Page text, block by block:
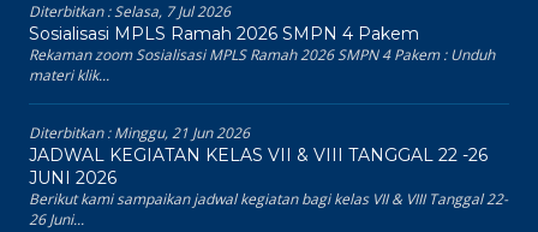
Diterbitkan :Selasa, 7 Jul 2026
Sosialisasi MPLS Ramah 2026 SMPN 4 Pakem
Rekaman zoom Sosialisasi MPLS Ramah 2026 SMPN 4 Pakem : Unduh
materi klik...
Diterbitkan :Minggu, 21 Jun 2026
JADWAL KEGIATAN KELAS VII & VIII TANGGAL 22 -26
JUNI 2026
Berikut kami sampaikan jadwal kegiatan bagi kelas VII & VIII Tanggal 22-
26 Juni...